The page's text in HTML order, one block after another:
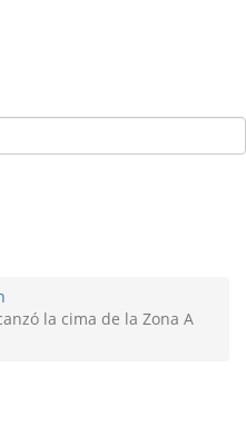
la cima de la Zona A